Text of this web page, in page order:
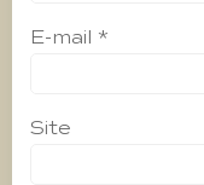
E-mail *
Site